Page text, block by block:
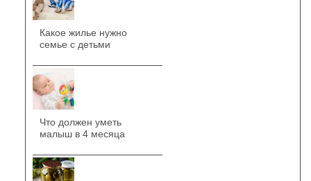
Какое жилье нужно
семье с детьми
Что должен уметь
малыш в 4 месяца